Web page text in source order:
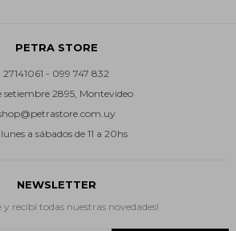
PETRA STORE
27141061 - 099 747 832
setiembre 2895, Montevideo
a sábados de 11 a 20hs
NEWSLETTER
y recibí todas nuestras novedades!